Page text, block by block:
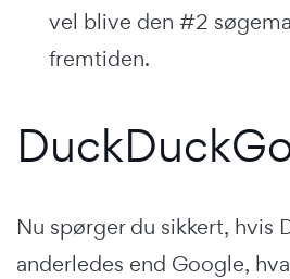
vel blive den #2
fremtiden.
Nu spørger du sikkert, hvis
anderledes end Google,